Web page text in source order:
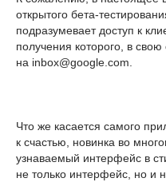
открытого бета-
подразумевает доступ к
получения которого, в
на inbox@google.com.
Что же касается самого
к счастью, новинка во
узнаваемый интерфейс в
не только интерфейс, но и